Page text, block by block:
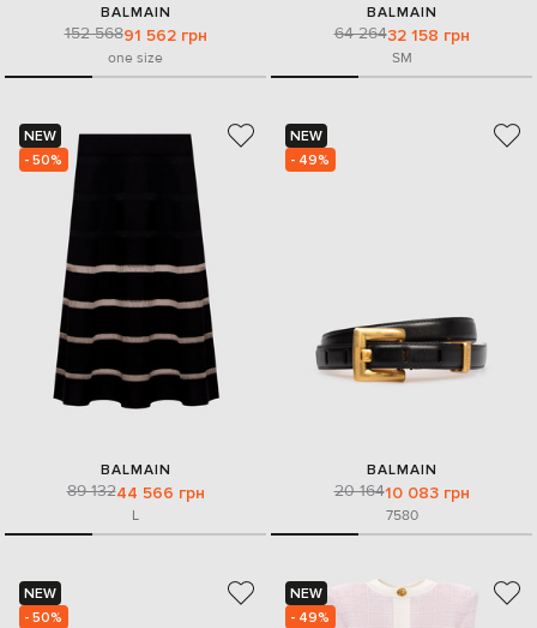
BALMAIN
152 56891 562 грн
one size
BALMAIN
64 26432 158 грн
SM
NEW
- 50%
BALMAIN
89 13244 566 грн
L
NEW
- 49%
BALMAIN
20 16410 083 грн
7580
NEW
- 50%
NEW
- 49%